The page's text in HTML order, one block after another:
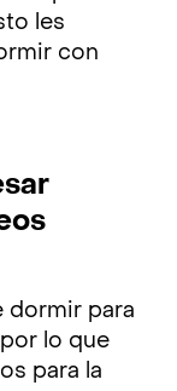
les
con
dormir para
lo que
para la